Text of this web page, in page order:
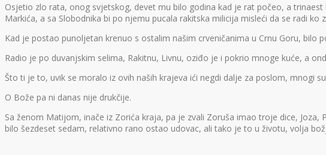
Osjetio zlo rata, onog svjetskog, devet mu bilo godina kad je rat počeo, a
Markića, a sa Slobodnika bi po njemu pucala rakitska milicija misleći da se radi ko
Kad je postao punoljetan krenuo s ostalim našim crveničanima u Crnu Goru, bilo
Radio je po duvanjskim selima, Rakitnu, Livnu, oziđo je i pokrio mnoge kuće, a
Što ti je to, uvik se moralo iz ovih naših krajeva ići negdi dalje za poslom, mnogi
O Bože pa ni danas nije drukčije.
Sa ženom Matijom, inače iz Zorića kraja, pa je zvali Zoruša imao troje dice,
bilo šezdeset sedam, relativno rano ostao udovac, ali tako je to u životu, volja